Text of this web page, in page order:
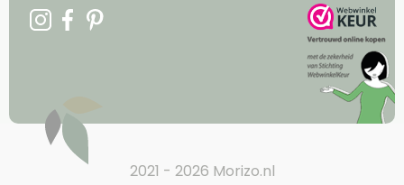
2021 - 2026 Morizo.nl